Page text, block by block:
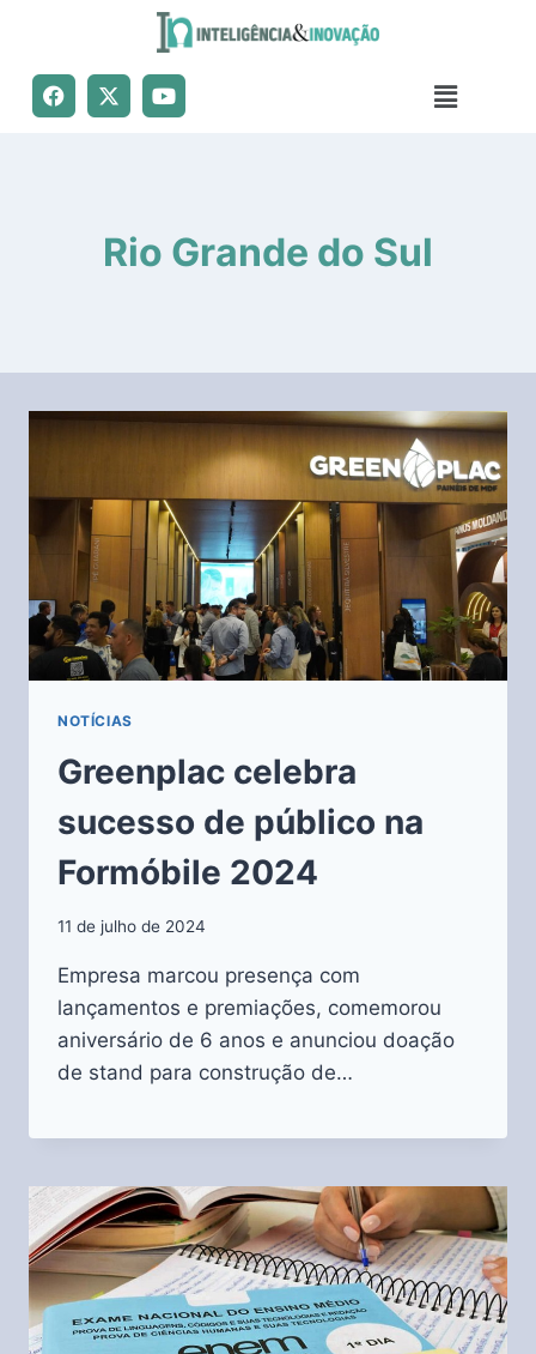
Rio Grande do Sul
NOTÍCIAS
Greenplac celebra
sucesso de público na
Formóbile 2024
11 de julho de 2024
Empresa marcou presença com
lançamentos e premiações, comemorou
aniversário de 6 anos e anunciou doação
de stand para construção de…